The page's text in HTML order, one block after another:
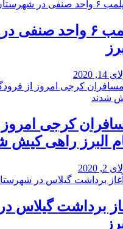
پلمب ۶ واحد
2020
کرجی امروز
البرز راهی کیش
2020
برداشت گیلاس